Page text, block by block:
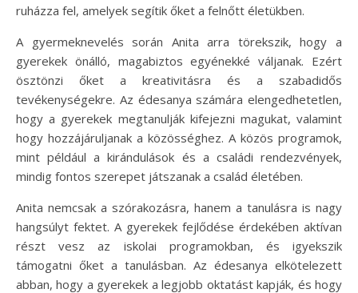
ruházza fel, amelyek segítik őket a felnőtt életükben.
A gyermeknevelés során Anita arra törekszik, hogy a
gyerekek önálló, magabiztos egyénekké váljanak. Ezért
ösztönzi őket a kreativitásra és a szabadidős
tevékenységekre. Az édesanya számára elengedhetetlen,
hogy a gyerekek megtanulják kifejezni magukat, valamint
hogy hozzájáruljanak a közösséghez. A közös programok,
mint például a kirándulások és a családi rendezvények,
mindig fontos szerepet játszanak a család életében.
Anita nemcsak a szórakozásra, hanem a tanulásra is nagy
hangsúlyt fektet. A gyerekek fejlődése érdekében aktívan
részt vesz az iskolai programokban, és igyekszik
támogatni őket a tanulásban. Az édesanya elkötelezett
abban, hogy a gyerekek a legjobb oktatást kapják, és hogy